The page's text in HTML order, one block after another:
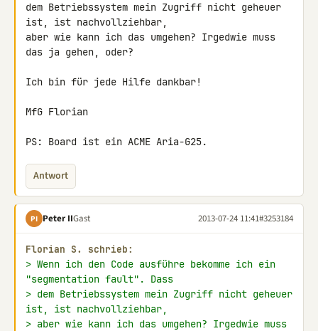
dem Betriebssystem mein Zugriff nicht geheuer
ist, ist nachvollziehbar,
aber wie kann ich das umgehen? Irgedwie muss
das ja gehen, oder?
Ich bin für jede Hilfe dankbar!
MfG Florian
PS: Board ist ein ACME Aria-G25.
Antwort
PI Peter IIGast 2013-07-24 11:41#3253184
Florian S. schrieb:
> Wenn ich den Code ausführe bekomme ich ein
"segmentation fault". Dass
> dem Betriebssystem mein Zugriff nicht geheuer
ist, ist nachvollziehbar,
> aber wie kann ich das umgehen? Irgedwie muss